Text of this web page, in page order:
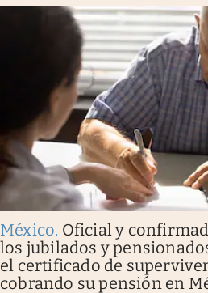
México. Oficial y
los jubilados y
el certificado de
cobrando su pensión en